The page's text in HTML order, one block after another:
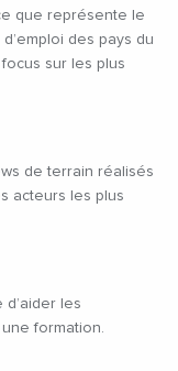
que représente le
des pays du
sur les plus
de terrain réalisés
acteurs les plus
d’aider les
formation.